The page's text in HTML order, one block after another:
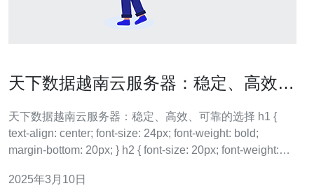
天下数据越南云服务器：稳定、高效、
天下数据越南云服务器：稳定、高效、可靠的选择 h1 {
text-align: center; font-size: 24px; font-weight: bold;
margin-bottom: 20px; } h2 { font-size: 20px; font-weight:
2025年3月10日